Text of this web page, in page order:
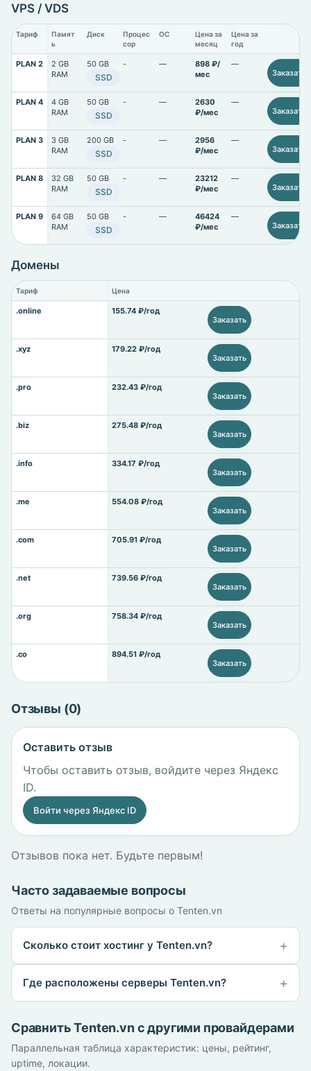
VPS / VDS
Тариф
Памят
ь
Диск
Процес
сор
ОС
Цена за
месяц
Цена за
год
PLAN 2
2 GB
RAM
50 GB
SSD
- —
898 ₽/
мес
—
Заказать
PLAN 4
4 GB
RAM
50 GB
SSD
- —
2630
₽/мес
—
Заказать
PLAN 3
3 GB
RAM
200 GB
SSD
- —
2956
₽/мес
—
Заказать
PLAN 8
32 GB
RAM
50 GB
SSD
- —
23212
₽/мес
—
Заказать
PLAN 9
64 GB
RAM
50 GB
SSD
- —
46424
₽/мес
—
Заказать
Домены
Тариф Цена
.online
155.74 ₽/год
Заказать
.xyz
179.22 ₽/год
Заказать
.pro
232.43 ₽/год
Заказать
.biz
275.48 ₽/год
Заказать
.info
334.17 ₽/год
Заказать
.me
554.08 ₽/год
Заказать
.com
705.91 ₽/год
Заказать
.net
739.56 ₽/год
Заказать
.org
758.34 ₽/год
Заказать
.co
894.51 ₽/год
Заказать
Отзывы (0)
Оставить отзыв
Чтобы оставить отзыв, войдите через Яндекс
ID.
Войти через Яндекс ID
Отзывов пока нет. Будьте первым!
Часто задаваемые вопросы
Ответы на популярные вопросы о Tenten.vn
Сколько стоит хостинг у Tenten.vn?
Где расположены серверы Tenten.vn?
Сравнить Tenten.vn с другими провайдерами
Параллельная таблица характеристик: цены, рейтинг,
uptime, локации.